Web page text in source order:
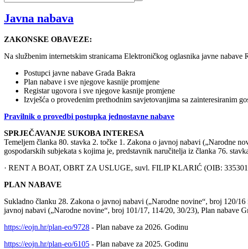
Javna nabava
ZAKONSKE OBAVEZE:
Na službenim internetskim stranicama Elektroničkog oglasnika javne nabave
Postupci javne nabave Grada Bakra
Plan nabave i sve njegove kasnije promjene
Registar ugovora i sve njegove kasnije promjene
Izvješća o provedenim prethodnim savjetovanjima sa zainteresiranim
Pravilnik o provedbi postupka jednostavne nabave
SPRJEČAVANJE SUKOBA INTERESA
Temeljem članka 80. stavka 2. točke 1. Zakona o javnoj nabavi („Narodne
gospodarskih subjekata s kojima je, predstavnik naručitelja iz članka 76.
· RENT A BOAT, OBRT ZA USLUGE, suvl. FILIP KLARIĆ (OIB:
PLAN NABAVE
Sukladno članku 28. Zakona o javnoj nabavi („Narodne novine“, broj 120/
javnoj nabavi („Narodne novine“, broj 101/17, 114/20, 30/23), Plan nabave
https://eojn.hr/plan-eo/9728 - Plan nabave za 2026. Godinu
https://eojn.hr/plan-eo/6105 - Plan nabave za 2025. Godinu